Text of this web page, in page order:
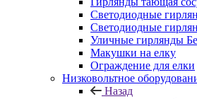
Светодиодные
Светодиодные
Уличные гирлянды
Макушки на елку
Ограждение для елки
Низковольтное
Назад